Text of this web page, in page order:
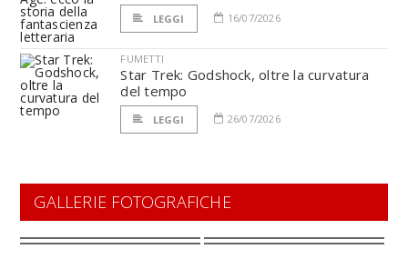
LEGGI 16/07/2026
FUMETTI
Star Trek: Godshock, oltre la curvatura
del tempo
LEGGI 26/07/2026
GALLERIE FOTOGRAFICHE